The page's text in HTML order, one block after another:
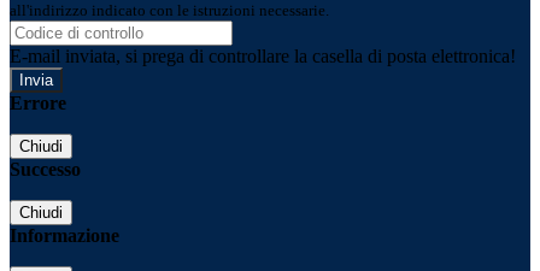
all'indirizzo indicato con le istruzioni necessarie.
E-mail inviata, si prega di controllare la casella di posta elettronica!
Errore
Chiudi
Successo
Chiudi
Informazione